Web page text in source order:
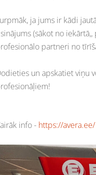
ja jums ir kādi
(sākot no
partneri no
un apskatiet viņu
info - https://avera.ee/